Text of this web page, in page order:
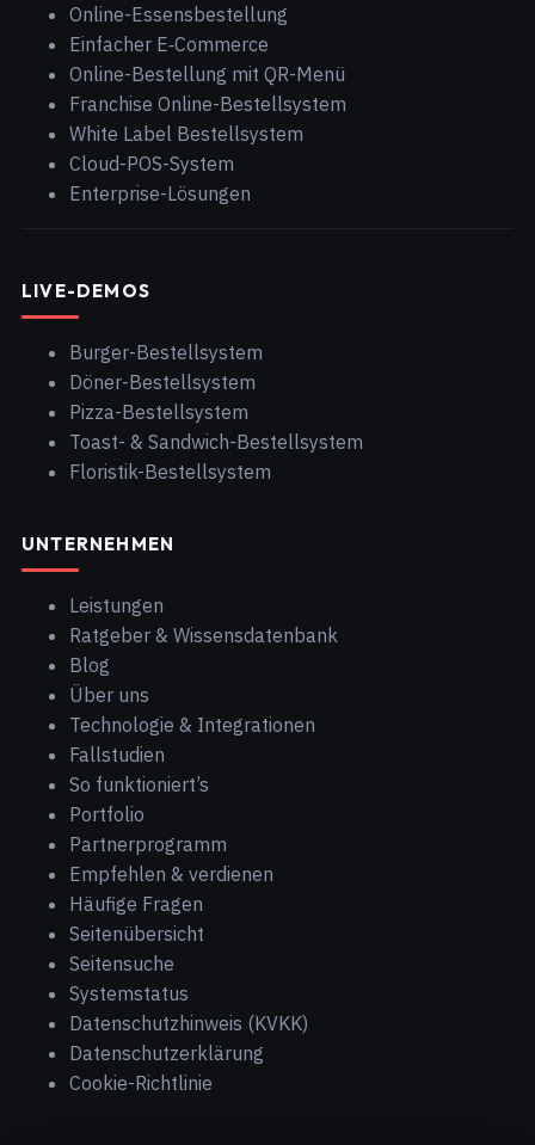
Online-Essensbestellung
Einfacher E‑Commerce
Online-Bestellung mit QR-Menü
Franchise Online-Bestellsystem
White Label Bestellsystem
Cloud-POS-System
Enterprise-Lösungen
LIVE-DEMOS
Burger-Bestellsystem
Döner-Bestellsystem
Pizza-Bestellsystem
Toast- & Sandwich-Bestellsystem
Floristik-Bestellsystem
UNTERNEHMEN
Leistungen
Ratgeber & Wissensdatenbank
Blog
Über uns
Technologie & Integrationen
Fallstudien
So funktioniert’s
Portfolio
Partnerprogramm
Empfehlen & verdienen
Häufige Fragen
Seitenübersicht
Seitensuche
Systemstatus
Datenschutzhinweis (KVKK)
Datenschutzerklärung
Cookie-Richtlinie